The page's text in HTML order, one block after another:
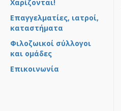
Χαρίζονται!
Επαγγελματίες, ιατροί,
καταστήματα
Φιλοζωικοί σύλλογοι
και ομάδες
Επικοινωνία